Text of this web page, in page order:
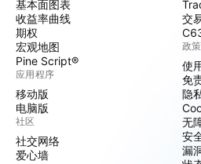
基本面图表
收益率曲线
期权
宏观地图
Pine Script®
应用程序
移动版
电脑版
社区
社交网络
爱心墙
交
政
使
免
隐
无
安
漏